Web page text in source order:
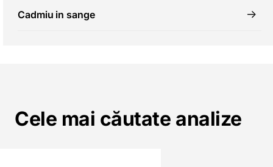
Cadmiu in sange
Cele mai căutate analize